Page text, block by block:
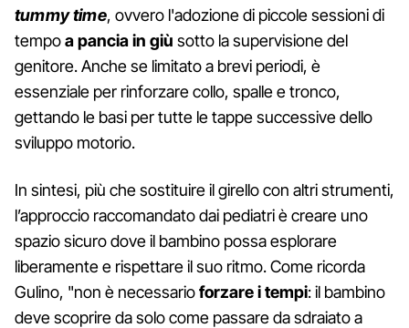
tummy time, ovvero l'adozione di piccole sessioni di
tempoa pancia in giù sotto la supervisione del
genitore. Anche se limitato a brevi periodi, è
essenziale per rinforzare collo, spalle e tronco,
gettando le basi per tutte le tappe successive dello
sviluppo motorio.
In sintesi, più che sostituire il girello con altri strumenti,
l’approccio raccomandato dai pediatri è creare uno
spazio sicuro dove il bambino possa esplorare
liberamente e rispettare il suo ritmo. Come ricorda
Gulino, "non è necessarioforzare i tempi: il bambino
deve scoprire da solo come passare da sdraiato a